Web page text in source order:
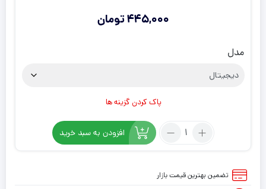
445,000تومان
مدل
پاک کردن گزینه ها
تعداد:
PS5
افزودن به سبد خرید
تضمین بهترین قیمت بازار